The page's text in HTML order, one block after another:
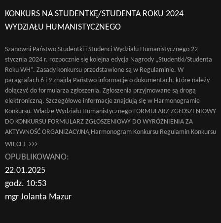
KONKURS NA STUDENTKĘ/STUDENTA ROKU 2024
WYDZIAŁU HUMANISTYCZNEGO
Szanowni Państwo Studentki i Studenci Wydziału Humanistycznego 22
stycznia 2024 r. rozpocznie się kolejna edycja Nagrody „Studentki/Studenta
Roku WH”. Zasady konkursu przedstawione są w Regulaminie. W
paragrafach 6 i 9 znajdą Państwo informacje o dokumentach, które należy
dołączyć do formularza zgłoszenia. Zgłoszenia przyjmowane są drogą
elektroniczną. Szczegółowe informacje znajdują się w Harmonogramie
Konkursu. Władze Wydziału Humanistycznego FORMULARZ ZGŁOSZENIOWY
DO KONKURSU FORMULARZ ZGŁOSZENIOWY DO WYRÓŻNIENIA ZA
AKTYWNOŚĆ ORGANIZACYJNĄ Harmonogram Konkursu Regulamin Konkursu
WIĘCEJ
OPUBLIKOWANO:
22.01.2025
godz. 10:53
mgr Jolanta Mazur